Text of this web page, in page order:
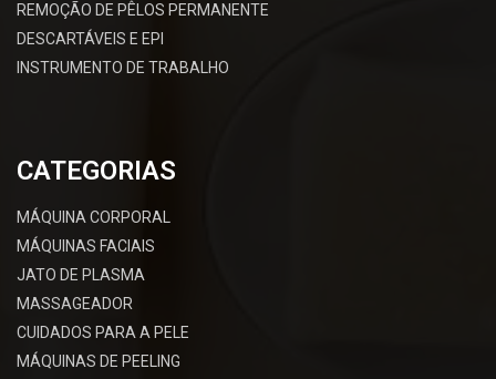
REMOÇÃO DE PÊLOS PERMANENTE
DESCARTÁVEIS E EPI
INSTRUMENTO DE TRABALHO
CATEGORIAS
MÁQUINA CORPORAL
MÁQUINAS FACIAIS
JATO DE PLASMA
MASSAGEADOR
CUIDADOS PARA A PELE
MÁQUINAS DE PEELING